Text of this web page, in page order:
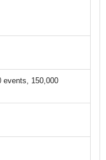
events, 150,000